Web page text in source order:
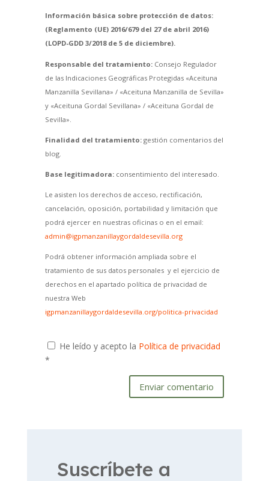
Información básica sobre protección de datos:
(Reglamento (UE) 2016/679 del 27 de abril 2016)
(LOPD-GDD 3/2018 de 5 de diciembre).
Responsable del tratamiento:Consejo Regulador
de las Indicaciones Geográficas Protegidas «Aceituna
Manzanilla Sevillana» / «Aceituna Manzanilla de Sevilla»
y «Aceituna Gordal Sevillana» / «Aceituna Gordal de
Sevilla».
Finalidad del tratamiento:gestión comentarios del
blog.
Base legitimadora:consentimiento del interesado.
Le asisten los derechos de acceso, rectificación,
cancelación, oposición, portabilidad y limitación que
podrá ejercer en nuestras oficinas o en el email:
admin@igpmanzanillaygordaldesevilla.org
Podrá obtener información ampliada sobre el
tratamiento de sus datos personales y el ejercicio de
derechos en el apartado política de privacidad de
nuestra Web
igpmanzanillaygordaldesevilla.org/politica-privacidad
He leído y acepto la Política de privacidad
*
Enviar comentario
Suscríbete a